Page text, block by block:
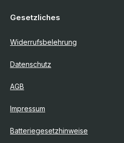
Gesetzliches
Widerrufsbelehrung
Datenschutz
AGB
Impressum
Batteriegesetzhinweise